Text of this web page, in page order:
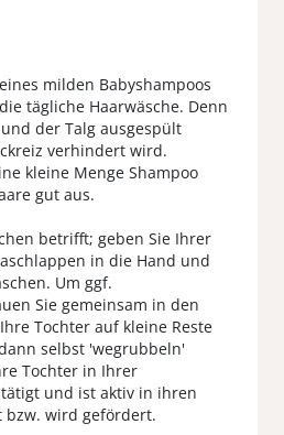
milden Babyshampoos
tägliche Haarwäsche. Denn
der Talg ausgespült
verhindert wird.
kleine Menge Shampoo
gut aus.
betrifft; geben Sie Ihrer
in die Hand und
Um ggf.
Sie gemeinsam in den
Tochter auf kleine Reste
selbst 'wegrubbeln'
Tochter in Ihrer
und ist aktiv in ihren
bzw. wird gefördert.